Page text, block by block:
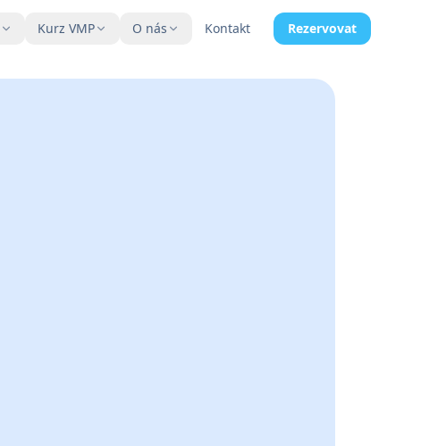
Kurz VMP O nás Kontakt Rezervovat